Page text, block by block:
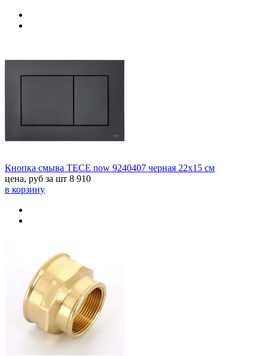
Кнопка смыва TECE now 9240407 черная 22х15 см
цена, руб за шт 8 910
в корзину